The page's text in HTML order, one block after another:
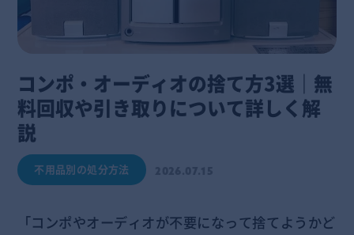
コンポ・オーディオの捨て方3選｜無
料回収や引き取りについて詳しく解
説
不用品別の処分方法
「コンポやオーディオが不要になって捨てようかど